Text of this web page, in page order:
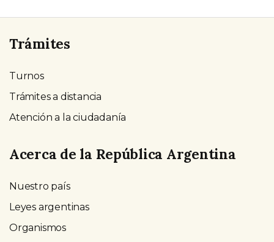
Trámites
Turnos
Trámites a distancia
Atención a la ciudadanía
Acerca de la República Argentina
Nuestro país
Leyes argentinas
Organismos